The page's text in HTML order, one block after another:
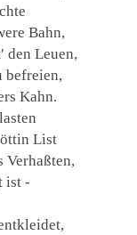
Bahn,
den Leuen,
befreien,
Kahn.
List
ist -